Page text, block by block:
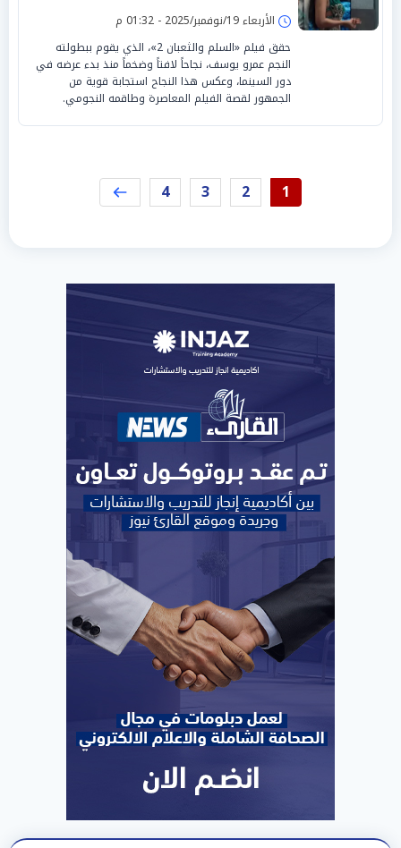
الأربعاء 19/نوفمبر/2025 - 01:32 م
حقق فيلم «السلم والثعبان 2»، الذي يقوم ببطولته
النجم عمرو يوسف، نجاحاً لافتاً وضخماً منذ بدء عرضه في
دور السينما، وعكس هذا النجاح استجابة قوية من
الجمهور لقصة الفيلم المعاصرة وطاقمه النجومي.
1
2
3
4